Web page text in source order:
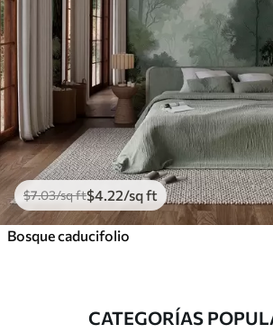
$7.03/sq ft$4 .22/sq ft
Bosque caducifolio
CATEGORÍAS